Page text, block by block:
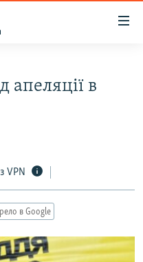
апеляції в
VPN
в Google